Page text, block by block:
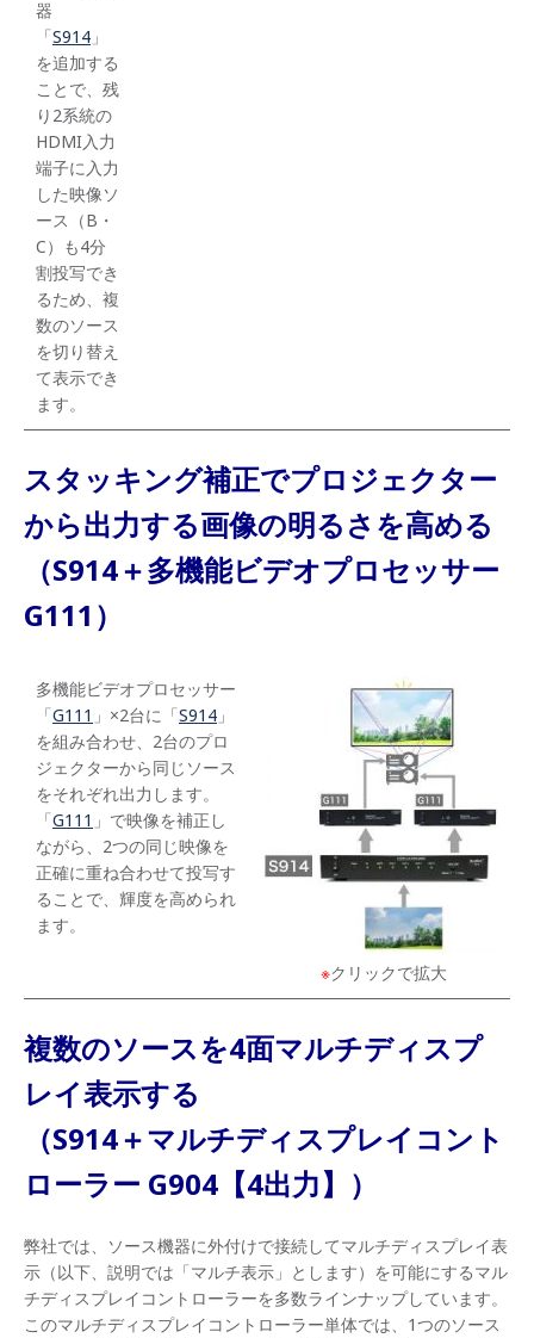
器
「S914 」
を追加する
ことで、残
り2系統の
HDMI入力
端子に入力
した映像ソ
ース（B・
C）も4分
割投写でき
るため、複
数のソース
を切り替え
て表示でき
ます。
スタッキング補正でプロジェクター
から出力する画像の明るさを高める
（S914＋多機能ビデオプロセッサー
G111）
多機能ビデオプロセッサー
「G111 」×2台に「S914 」
を組み合わせ、2台のプロ
ジェクターから同じソース
をそれぞれ出力します。
「G111 」で映像を補正し
ながら、2つの同じ映像を
正確に重ね合わせて投写す
ることで、輝度を高められ
ます。
※クリックで拡大
複数のソースを4面マルチディスプ
レイ表示する
（S914＋マルチディスプレイコント
ローラー G904【4出力】）
弊社では、ソース機器に外付けで接続してマルチディスプレイ表
示（以下、説明では「マルチ表示」とします）を可能にするマル
チディスプレイコントローラーを多数ラインナップしています。
このマルチディスプレイコントローラー単体では、1つのソース